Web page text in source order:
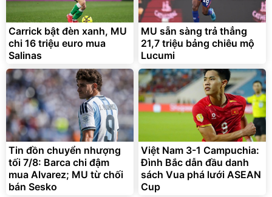
Carrick bật đèn xanh, MU
chi 16 triệu euro mua
Salinas
MU sẵn sàng trả thẳng
21,7 triệu bảng chiêu mộ
Lucumi
Tin đồn chuyển nhượng
tối 7/8: Barca chi đậm
mua Alvarez; MU từ chối
bán Sesko
Việt Nam 3-1 Campuchia:
Đình Bắc dẫn đầu danh
sách Vua phá lưới ASEAN
Cup